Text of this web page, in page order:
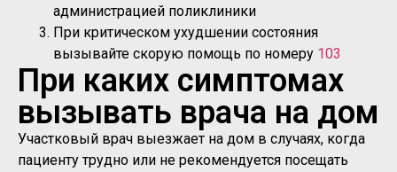
администрацией поликлиники
При критическом ухудшении состояния
вызывайте скорую помощь по номеру 103
При каких симптомах
вызывать врача на дом
Участковый врач выезжает на дом в случаях, когда
пациенту трудно или не рекомендуется посещать